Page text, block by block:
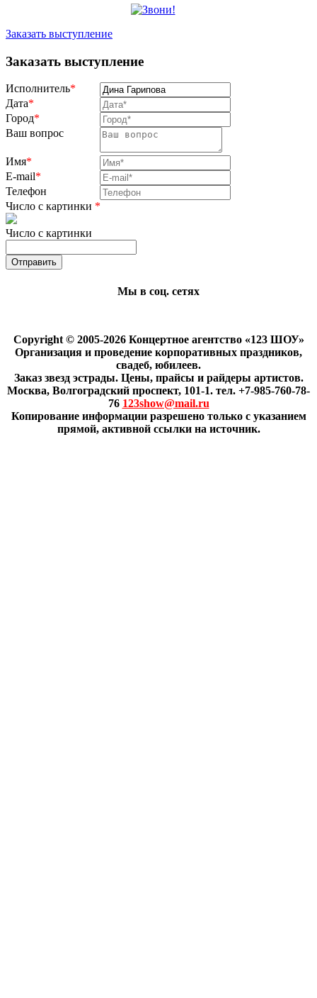
Заказать выступление
Заказать выступление
Исполнитель*
Дата*
Город*
Ваш вопрос
Имя*
E-mail*
Телефон
Число с картинки *
Число с картинки
Мы в соц. сетях
Copyright © 2005-2026 Концертное агентство «123 ШОУ»
Организация и проведение корпоративных праздников,
свадеб, юбилеев.
Заказ звезд эстрады. Цены, прайсы и райдеры артистов.
Москва, Волгоградский проспект, 101-1. тел. +7-985-760-78-
76 123show@mail.ru
Копирование информации разрешено только с указанием
прямой, активной ссылки на источник.